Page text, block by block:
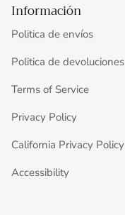
Información
Politica de envíos
Politica de devoluciones
Terms of Service
Privacy Policy
California Privacy Policy
Accessibility